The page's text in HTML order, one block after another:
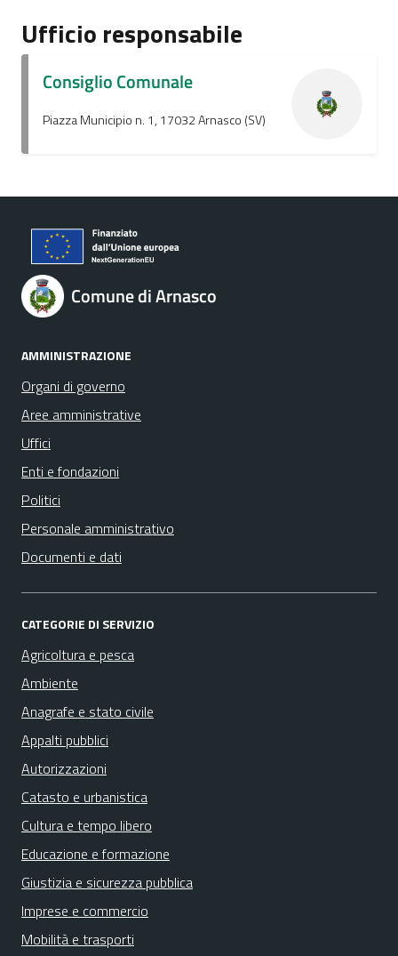
Ufficio responsabile
Consiglio Comunale
Piazza Municipio n. 1, 17032 Arnasco (SV)
Comune di Arnasco
AMMINISTRAZIONE
Organi di governo
Aree amministrative
Uffici
Enti e fondazioni
Politici
Personale amministrativo
Documenti e dati
CATEGORIE DI SERVIZIO
Agricoltura e pesca
Ambiente
Anagrafe e stato civile
Appalti pubblici
Autorizzazioni
Catasto e urbanistica
Cultura e tempo libero
Educazione e formazione
Giustizia e sicurezza pubblica
Imprese e commercio
Mobilità e trasporti